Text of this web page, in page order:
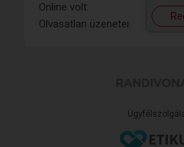
Online volt:
Olvasatlan üzenetei: